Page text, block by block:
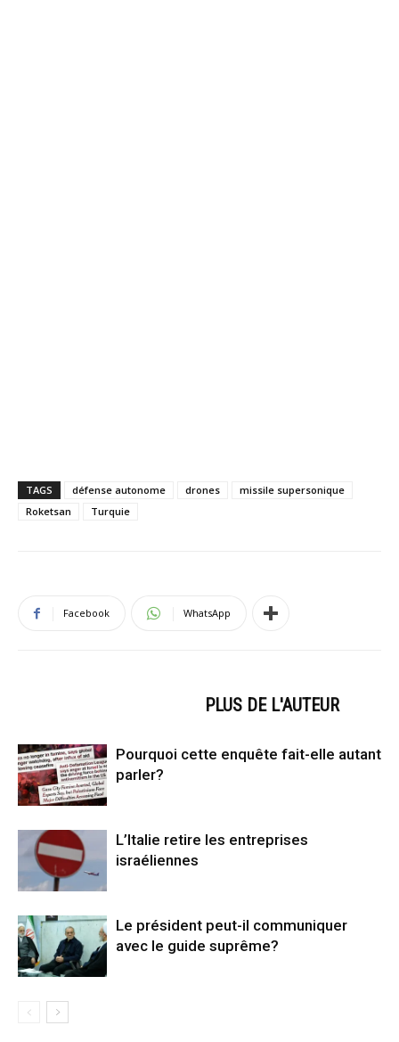
TAGS défense autonome drones
missile supersonique
Roketsan
Turquie
Facebook WhatsApp
PLUS DE L'AUTEUR
Pourquoi cette enquête fait-elle autant
parler?
L’Italie retire les entreprises
israéliennes
Le président peut-il communiquer
avec le guide suprême?